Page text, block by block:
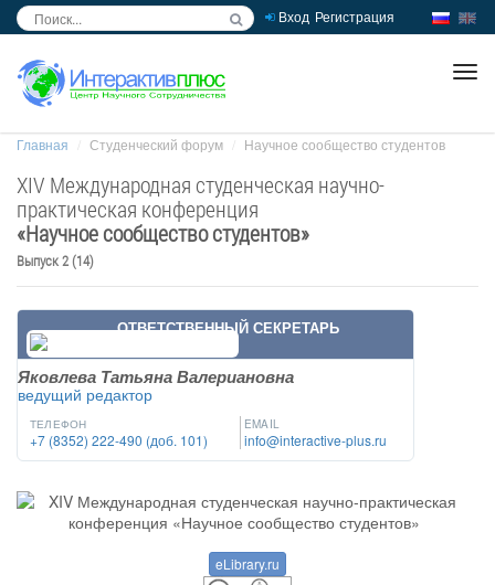
Вход Регистрация
Главная Студенческий форум Научное сообщество студентов
XIV Международная студенческая научно-
практическая конференция
«Научное сообщество студентов»
Выпуск 2 (14)
ОТВЕТСТВЕННЫЙ СЕКРЕТАРЬ
Яковлева Татьяна Валериановна
ведущий редактор
ТЕЛЕФОН
+7 (8352) 222-490 (доб. 101)
EMAIL
info@interactive-plus.ru
eLibrary.ru